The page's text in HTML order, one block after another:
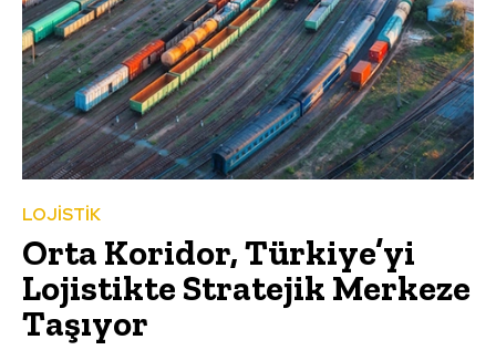
LOJİSTİK
Orta Koridor, Türkiye’yi
Lojistikte Stratejik Merkeze
Taşıyor